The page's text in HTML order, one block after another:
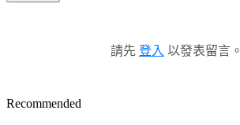
請先 登入 以發表留言。
Recommended